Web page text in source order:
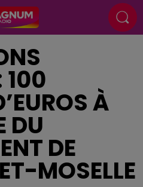
100
À
DU
DE
MOSELLE